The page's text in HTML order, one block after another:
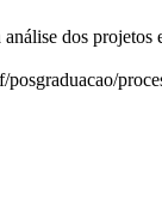
dos projetos